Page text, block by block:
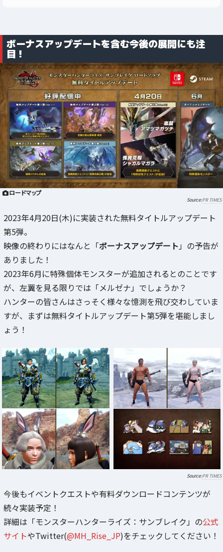
ボーナスアップデートを含む今後の展開にも注
目！
ロードマップ
PR TIMES
2023年4月20日(木)に実装された無料タイトルアップデート
第5弾。
映像の終わりにはなんと「ボーナスアップデート 」の予告が
ありました！
2023年6月に特殊個体モンスターが追加されるとのことです
が、左翼を見る限りでは「メルゼナ」でしょうか？
ハンターの皆さんはさっそく様々な憶測を飛び交わしていま
すが、まずは無料タイトルアップデート第5弾を堪能しまし
ょう！
PR TIMES
今後もイベントクエストや有料ダウンロードコンテンツが
続々実装予定！
詳細は「モンスターハンターライズ：サンブレイク」の公式
サイトやTwitter(@MH_Rise_JP)をチェックしてください！